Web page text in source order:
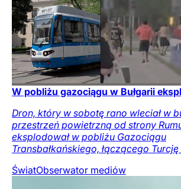
W pobliżu gazociągu w Bułgarii
Dron, który w sobotę rano wleciał w
przestrzeń powietrzną od strony
eksplodował w pobliżu Gazociągu
Transbałkańskiego, łączącego
ŚwiatObserwator mediów